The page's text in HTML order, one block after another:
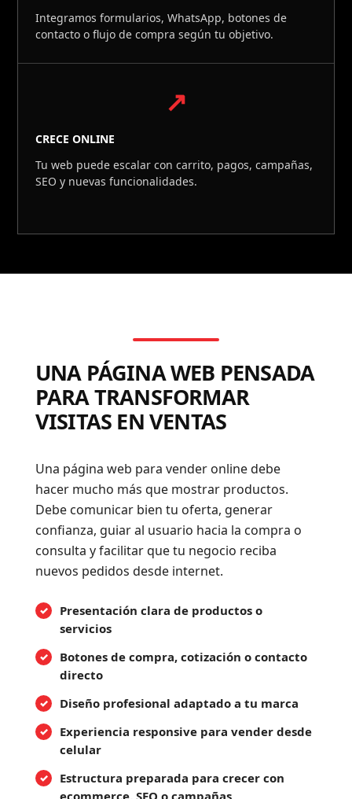
Integramos formularios, WhatsApp, botones de
contacto o flujo de compra según tu objetivo.
↗
CRECE ONLINE
Tu web puede escalar con carrito, pagos, campañas,
SEO y nuevas funcionalidades.
UNA PÁGINA WEB PENSADA
PARA TRANSFORMAR
VISITAS EN VENTAS
Una página web para vender online debe
hacer mucho más que mostrar productos.
Debe comunicar bien tu oferta, generar
confianza, guiar al usuario hacia la compra o
consulta y facilitar que tu negocio reciba
nuevos pedidos desde internet.
Presentación clara de productos o
servicios
Botones de compra, cotización o contacto
directo
Diseño profesional adaptado a tu marca
Experiencia responsive para vender desde
celular
Estructura preparada para crecer con
ecommerce, SEO o campañas